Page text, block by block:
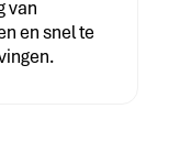
van
en snel te